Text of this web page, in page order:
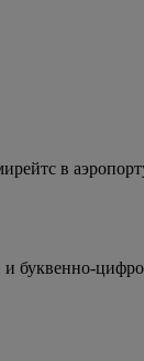
в
буквенно-